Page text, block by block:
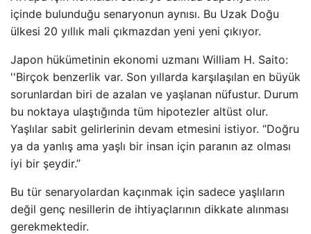
içinde bulunduğu senaryonun aynısı. Bu Uzak Doğu
ülkesi 20 yıllık mali çıkmazdan yeni yeni çıkıyor.
Japon hükümetinin ekonomi uzmanı William H. Saito:
''Birçok benzerlik var. Son yıllarda karşılaşılan en büyük
sorunlardan biri de azalan ve yaşlanan nüfustur. Durum
bu noktaya ulaştığında tüm hipotezler altüst olur.
Yaşlılar sabit gelirlerinin devam etmesini istiyor. “Doğru
ya da yanlış ama yaşlı bir insan için paranın az olması
iyi bir şeydir.”
Bu tür senaryolardan kaçınmak için sadece yaşlıların
değil genç nesillerin de ihtiyaçlarının dikkate alınması
gerekmektedir.